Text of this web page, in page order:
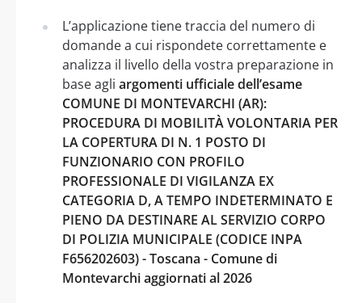
L’applicazione tiene traccia del numero di
domande a cui rispondete correttamente e
analizza il livello della vostra preparazione in
base agli argomenti ufficiale dell’esame
COMUNE DI MONTEVARCHI (AR):
PROCEDURA DI MOBILITÀ VOLONTARIA PER
LA COPERTURA DI N. 1 POSTO DI
FUNZIONARIO CON PROFILO
PROFESSIONALE DI VIGILANZA EX
CATEGORIA D, A TEMPO INDETERMINATO E
PIENO DA DESTINARE AL SERVIZIO CORPO
DI POLIZIA MUNICIPALE (CODICE INPA
F656202603) - Toscana - Comune di
Montevarchi aggiornati al 2026